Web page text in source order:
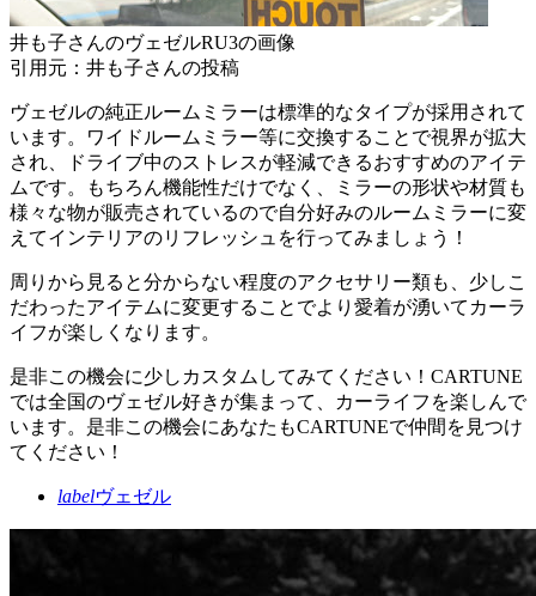
井も子さんのヴェゼルRU3の画像
引用元：井も子さんの投稿
ヴェゼルの純正ルームミラーは標準的なタイプが採用されて
います。ワイドルームミラー等に交換することで視界が拡大
され、ドライブ中のストレスが軽減できるおすすめのアイテ
ムです。もちろん機能性だけでなく、ミラーの形状や材質も
様々な物が販売されているので自分好みのルームミラーに変
えてインテリアのリフレッシュを行ってみましょう！
周りから見ると分からない程度のアクセサリー類も、少しこ
だわったアイテムに変更することでより愛着が湧いてカーラ
イフが楽しくなります。
是非この機会に少しカスタムしてみてください！CARTUNE
では全国のヴェゼル好きが集まって、カーライフを楽しんで
います。是非この機会にあなたもCARTUNEで仲間を見つけ
てください！
labelヴェゼル